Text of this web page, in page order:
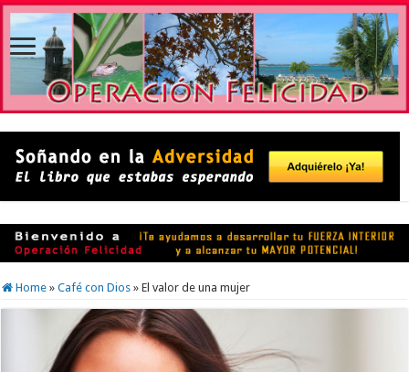
Home » Café con Dios » El valor de una mujer